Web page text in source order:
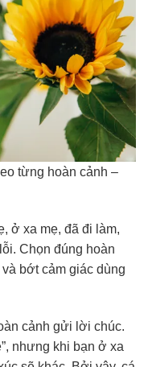
từng hoàn cảnh –
ở xa mẹ, đã đi làm,
Chọn đúng hoàn
bớt cảm giác dùng
cảnh gửi lời chúc.
nhưng khi bạn ở xa